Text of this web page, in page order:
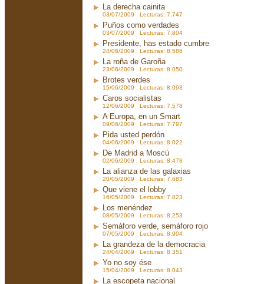
La derecha cainita
03/07/2009 Lecturas: 7.747
Puños como verdades
03/07/2009 Lecturas: 7.804
Presidente, has estado cumbre
24/06/2009 Lecturas: 8.586
La roña de Garoña
23/06/2009 Lecturas: 8.050
Brotes verdes
15/06/2009 Lecturas: 8.093
Caros socialistas
12/06/2009 Lecturas: 7.578
A Europa, en un Smart
09/06/2009 Lecturas: 7.797
Pida usted perdón
04/06/2009 Lecturas: 8.022
De Madrid a Moscú
02/06/2009 Lecturas: 8.478
La alianza de las galaxias
20/05/2009 Lecturas: 7.683
Que viene el lobby
16/05/2009 Lecturas: 7.823
Los menéndez
08/05/2009 Lecturas: 8.253
Semáforo verde, semáforo rojo
07/05/2009 Lecturas: 8.904
La grandeza de la democracia
24/04/2009 Lecturas: 8.351
Yo no soy ése
15/04/2009 Lecturas: 8.043
La escopeta nacional